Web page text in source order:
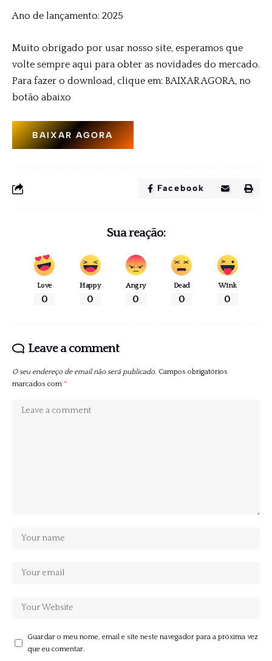
Ano de lançamento: 2025
Muito obrigado por usar nosso site, esperamos que
volte sempre aqui para obter as novidades do mercado.
Para fazer o download, clique em: BAIXAR AGORA, no
botão abaixo
BAIXAR AGORA
Facebook
Sua reação:
Love
0
Happy
0
Angry
0
Dead
0
Wink
0
Leave a comment
O seu endereço de email não será publicado. Campos obrigatórios
marcados com *
Guardar o meu nome, email e site neste navegador para a próxima vez
que eu comentar.